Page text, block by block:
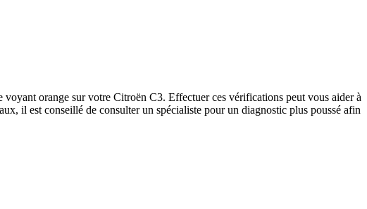
orange sur votre Citroën C3. Effectuer ces vérifications peut vous aider à
il est conseillé de consulter un spécialiste pour un diagnostic plus poussé afin